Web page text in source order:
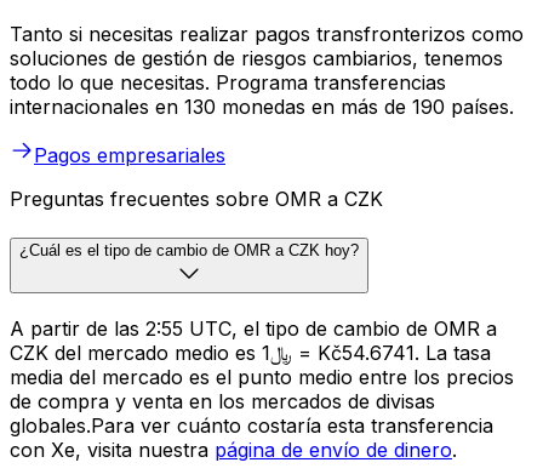
Tanto si necesitas realizar pagos transfronterizos como
soluciones de gestión de riesgos cambiarios, tenemos
todo lo que necesitas. Programa transferencias
internacionales en 130 monedas en más de 190 países.
Pagos empresariales
Preguntas frecuentes sobre OMR a CZK
¿Cuál es el tipo de cambio de OMR a CZK hoy?
A partir de las 2:55 UTC, el tipo de cambio de OMR a
CZK del mercado medio es ﷼1 = Kč54.6741. La tasa
media del mercado es el punto medio entre los precios
de compra y venta en los mercados de divisas
globales.Para ver cuánto costaría esta transferencia
con Xe, visita nuestra página de envío de dinero.